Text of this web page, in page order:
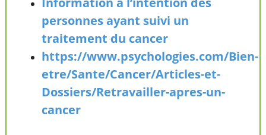
personnes ayant suivi un
traitement du cancer
https://www.psychologies.com/Bien-
etre/Sante/Cancer/Articles-et-
Dossiers/Retravailler-apres-un-
cancer